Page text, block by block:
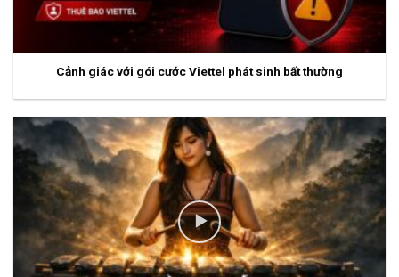
Cảnh giác với gói cước Viettel phát sinh bất thường